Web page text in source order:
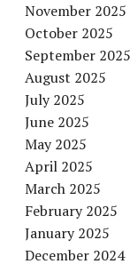
November 2025
October 2025
September 2025
August 2025
July 2025
June 2025
May 2025
April 2025
March 2025
February 2025
January 2025
December 2024